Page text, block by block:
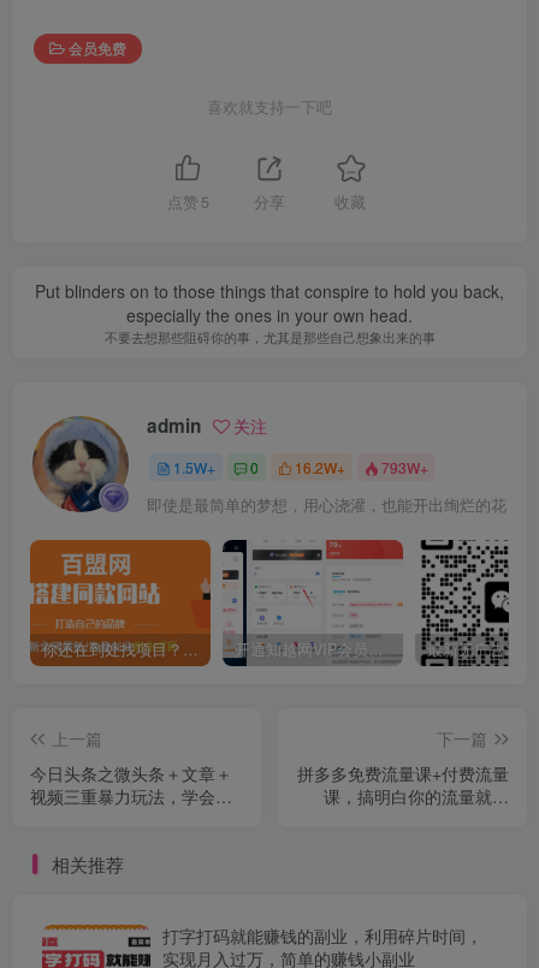
会员免费
喜欢就支持一下吧
点赞 5 分享 收藏
Put blinders on to those things that conspire to hold you back,
especially the ones in your own head.
不要去想那些阻碍你的事，尤其是那些自己想象出来的事
admin 关注
1.5W+ 0 16.2W+ 793W+
即使是最简单的梦想，用心浇灌，也能开出绚烂的花
你还在到处找项目？还在当韭菜？我靠卖项目一个月收入5万+，曾经我也是个失败者。 开通知越网VIP会员，尊享全站资源免费下载，享70%的推广提成！！【限时五折优惠】
上一篇
今日头条之微头条＋文章＋
视频三重暴力玩法，学会一
下一篇
拼多多免费流量课+付费流量
课，搞明白你的流量就来
相关推荐
打字打码就能赚钱的副业，利用碎片时间，
实现月入过万，简单的赚钱小副业